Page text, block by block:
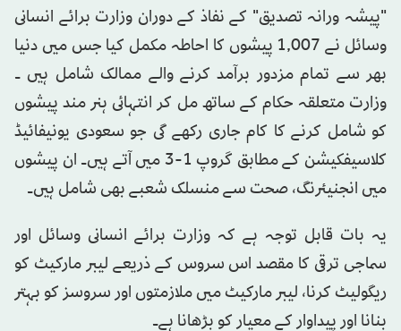
"پیشہ ورانہ تصدیق" کے نفاذ کے دوران وزارت برائے انسانی
وسائل نے 1,007 پیشوں کا احاطہ مکمل کیا جس میں دنیا
بھر سے تمام مزدور برآمد کرنے والے ممالک شامل ہیں ۔
وزارت متعلقہ حکام کے ساتھ مل کر انتہائی ہنر مند پیشوں
کو شامل کرنے کا کام جاری رکھے گی جو سعودی یونیفائیڈ
کلاسیفکیشن کے مطابق گروپ 1-3 میں آتے ہیں۔ ان پیشوں
میں انجنیئرنگ، صحت سے منسلک شعبے بھی شامل ہیں۔
یہ بات قابل توجہ ہے کہ وزارت برائے انسانی وسائل اور
سماجی ترقی کا مقصد اس سروس کے ذریعے لیبر مارکیٹ کو
ریگولیٹ کرنا، لیبر مارکیٹ میں ملازمتوں اور سروسز کو بہتر
بنانا اور پیداوار کے معیار کو بڑھانا ہے۔